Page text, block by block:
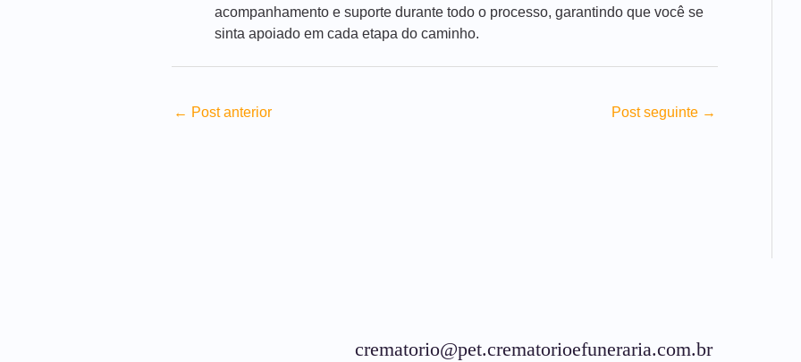
acompanhamento e suporte durante todo o processo, garantindo que você se
sinta apoiado em cada etapa do caminho.
← Post anterior Post seguinte →
crematorio@pet.crematorioefuneraria.com.br